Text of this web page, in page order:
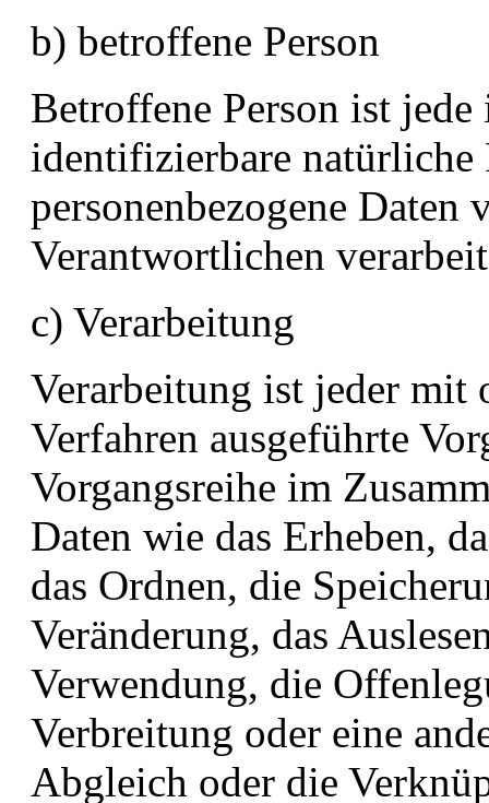
b) betroffene Person
Betroffene Person ist
identifizierbare natürliche
personenbezogene
Verantwortlichen
c) Verarbeitung
Verarbeitung ist jeder mit
Verfahren ausgeführte
Vorgangsreihe im
Daten wie das Erheben,
das Ordnen, die
Veränderung, das
Verwendung, die
Verbreitung oder eine
Abgleich oder die